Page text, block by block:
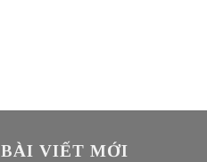
BÀI VIẾT MỚI